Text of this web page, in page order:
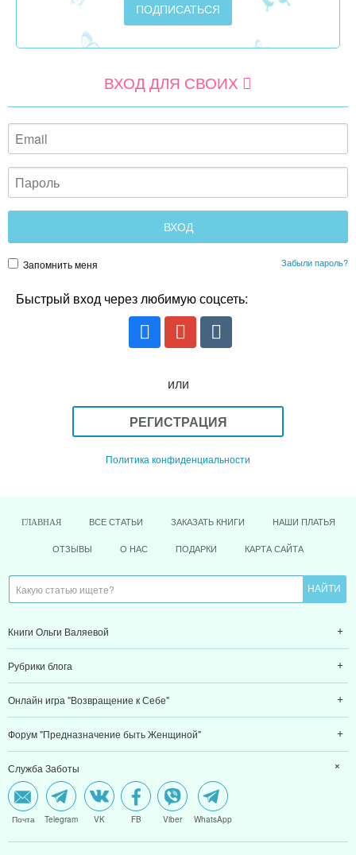
ВХОД ДЛЯ СВОИХ
Запомнить меня Забыли пароль?
Быстрый вход через любимую соцсеть:
или
РЕГИСТРАЦИЯ
Политика конфиденциальности
ГЛАВНАЯ ВСЕ СТАТЬИ ЗАКАЗАТЬ КНИГИ НАШИ ПЛАТЬЯ
ОТЗЫВЫ О НАС ПОДАРКИ КАРТА САЙТА
Книги Ольги Валяевой
Рубрики блога
Онлайн игра "Возвращение к Себе"
Форум "Предназначение быть Женщиной"
Служба Заботы
Почта Telegram VK FB Viber WhatsApp